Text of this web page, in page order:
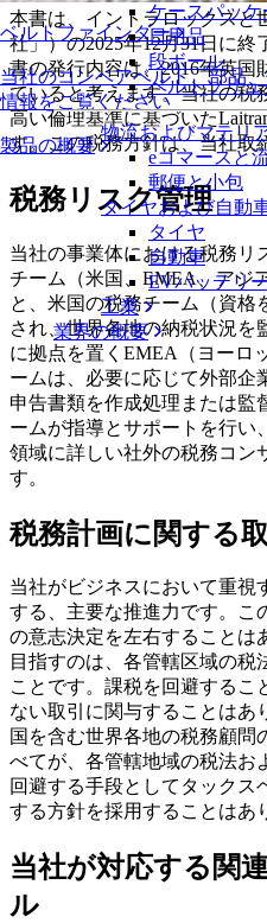
ベルトファインダー
当社のコンベアベルト、部品
情報をご覧ください
製品の概要
ケースパッケ
日用品
段ボール
ベルトソリュ
物流およびマテリ
eコマースと
郵便と小包
タイヤおよび自動
タイヤ
自動車
EVバッテリ
工業
業界の概要
本書は、イントラロックスと
社」）の2025年12月31日に
書の発行内容は、2016年英国
ていると考えます。当社の税
高い倫理基準に基づいた
す。この税務方針は、当社取
税務リスク管理
当社の事業体における税務リ
チーム（米国、EMEA、アジ
と、米国の税務チーム（資格
され、世界各地の納税状況を
に拠点を置くEMEA（ヨーロ
ームは、必要に応じて外部企
申告書類を作成処理または監
ームが指導とサポートを行い
領域に詳しい社外の税務コン
す。
税務計画に関する
当社がビジネスにおいて重視
する、主要な推進力です。こ
の意志決定を左右することは
目指すのは、各管轄区域の税
ことです。課税を回避するこ
ない取引に関与することはあ
国を含む世界各地の税務顧問
べてが、各管轄地域の税法お
回避する手段としてタックス
する方針を採用することはあ
当社が対応する関
ル